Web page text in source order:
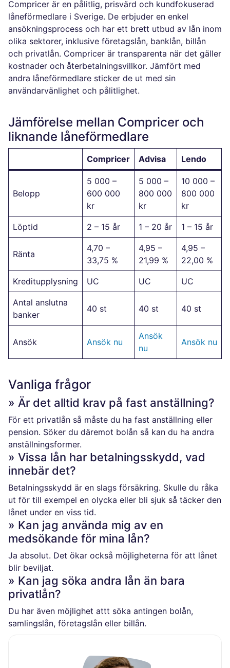
Compricer är en pålitlig, prisvärd och kundfokuserad
låneförmedlare i Sverige. De erbjuder en enkel
ansökningsprocess och har ett brett utbud av lån inom
olika sektorer, inklusive företagslån, banklån, billån
och privatlån. Compricer är transparenta när det gäller
kostnader och återbetalningsvillkor. Jämfört med
andra låneförmedlare sticker de ut med sin
användarvänlighet och pålitlighet.
Jämförelse mellan Compricer och
liknande låneförmedlare
Compricer Advisa Lendo
Belopp
5 000 –
600 000
kr
5 000 –
800 000
kr
10 000 –
800 000
kr
Löptid 2 – 15 år 1 – 20 år 1 – 15 år
Ränta
4,70 –
33,75 %
4,95 –
21,99 %
4,95 –
22,00 %
Kreditupplysning UC UC UC
Antal anslutna
banker
40 st 40 st 40 st
Ansök Ansök nu
Ansök
nu
Ansök nu
Vanliga frågor
» Är det alltid krav på fast anställning?
För ett privatlån så måste du ha fast anställning eller
pension. Söker du däremot bolån så kan du ha andra
anställningsformer.
» Vissa lån har betalningsskydd, vad
innebär det?
Betalningsskydd är en slags försäkring. Skulle du råka
ut för till exempel en olycka eller bli sjuk så täcker den
lånet under en viss tid.
» Kan jag använda mig av en
medsökande för mina lån?
Ja absolut. Det ökar också möjligheterna för att lånet
blir beviljat.
» Kan jag söka andra lån än bara
privatlån?
Du har även möjlighet attt söka antingen bolån,
samlingslån, företagslån eller billån.